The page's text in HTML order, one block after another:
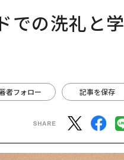
での洗礼と学
者フォロー 記事を保存